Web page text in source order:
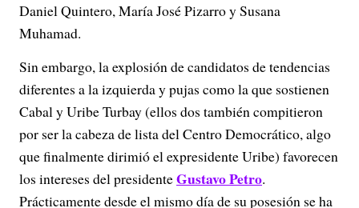
Daniel Quintero, María José Pizarro y Susana
Muhamad.
Sin embargo, la explosión de candidatos de tendencias
diferentes a la izquierda y pujas como la que sostienen
Cabal y Uribe Turbay (ellos dos también compitieron
por ser la cabeza de lista del Centro Democrático, algo
que finalmente dirimió el expresidente Uribe) favorecen
los intereses del presidenteGustavo Petro.
Prácticamente desde el mismo día de su posesión se ha